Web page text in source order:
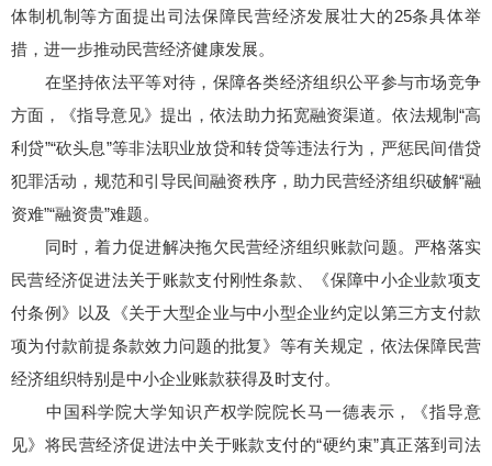
体制机制等方面提出司法保障民营经济发展壮大的25条具体举
措，进一步推动民营经济健康发展。
在坚持依法平等对待，保障各类经济组织公平参与市场竞争
方面，《指导意见》提出，依法助力拓宽融资渠道。依法规制“高
利贷”“砍头息”等非法职业放贷和转贷等违法行为，严惩民间借贷
犯罪活动，规范和引导民间融资秩序，助力民营经济组织破解“融
资难”“融资贵”难题。
同时，着力促进解决拖欠民营经济组织账款问题。严格落实
民营经济促进法关于账款支付刚性条款、《保障中小企业款项支
付条例》以及《关于大型企业与中小型企业约定以第三方支付款
项为付款前提条款效力问题的批复》等有关规定，依法保障民营
经济组织特别是中小企业账款获得及时支付。
中国科学院大学知识产权学院院长马一德表示，《指导意
见》将民营经济促进法中关于账款支付的“硬约束”真正落到司法